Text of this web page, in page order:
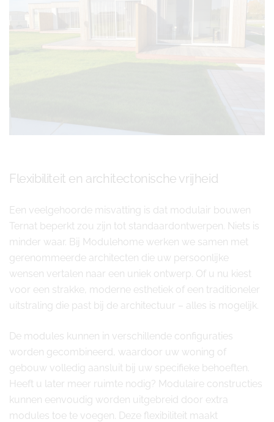
Flexibiliteit en architectonische vrijheid
Een veelgehoorde misvatting is dat modulair bouwen
Ternat beperkt zou zijn tot standaardontwerpen. Niets is
minder waar. Bij Modulehome werken we samen met
gerenommeerde architecten die uw persoonlijke
wensen vertalen naar een uniek ontwerp. Of u nu kiest
voor een strakke, moderne esthetiek of een traditioneler
uitstraling die past bij de architectuur – alles is mogelijk.
De modules kunnen in verschillende configuraties
worden gecombineerd, waardoor uw woning of
gebouw volledig aansluit bij uw specifieke behoeften.
Heeft u later meer ruimte nodig? Modulaire constructies
kunnen eenvoudig worden uitgebreid door extra
modules toe te voegen. Deze flexibiliteit maakt